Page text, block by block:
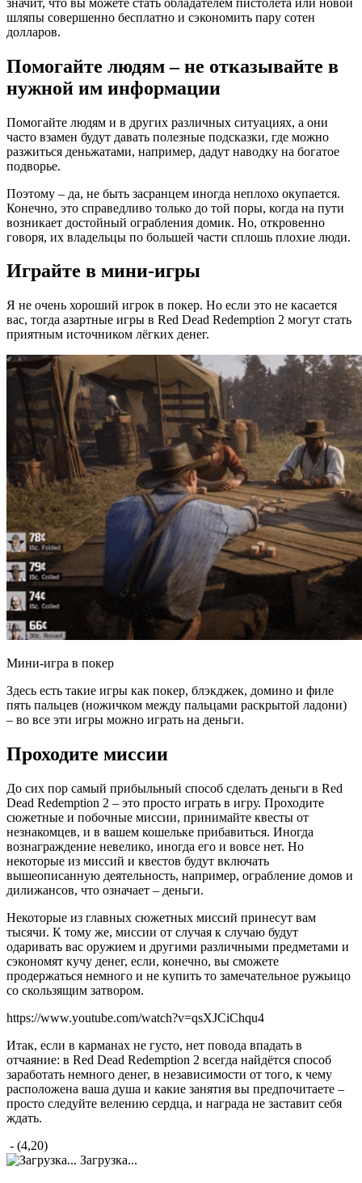
шляпы совершенно бесплатно и сэкономить пару сотен
долларов.
Помогайте людям – не отказывайте в
нужной им информации
Помогайте людям и в других различных ситуациях, а они
часто взамен будут давать полезные подсказки, где можно
разжиться деньжатами, например, дадут наводку на богатое
подворье.
Поэтому – да, не быть засранцем иногда неплохо окупается.
Конечно, это справедливо только до той поры, когда на пути
возникает достойный ограбления домик. Но, откровенно
говоря, их владельцы по большей части сплошь плохие люди.
Играйте в мини-игры
Я не очень хороший игрок в покер. Но если это не касается
вас, тогда азартные игры в Red Dead Redemption 2 могут стать
приятным источником лёгких денег.
Мини-игра в покер
Здесь есть такие игры как покер, блэкджек, домино и филе
пять пальцев (ножичком между пальцами раскрытой ладони)
– во все эти игры можно играть на деньги.
Проходите миссии
До сих пор самый прибыльный способ сделать деньги в Red
Dead Redemption 2 – это просто играть в игру. Проходите
сюжетные и побочные миссии, принимайте квесты от
незнакомцев, и в вашем кошельке прибавиться. Иногда
вознаграждение невелико, иногда его и вовсе нет. Но
некоторые из миссий и квестов будут включать
вышеописанную деятельность, например, ограбление домов и
дилижансов, что означает – деньги.
Некоторые из главных сюжетных миссий принесут вам
тысячи. К тому же, миссии от случая к случаю будут
одаривать вас оружием и другими различными предметами и
сэкономят кучу денег, если, конечно, вы сможете
продержаться немного и не купить то замечательное ружьицо
со скользящим затвором.
https://www.youtube.com/watch?v=qsXJCiChqu4
Итак, если в карманах не густо, нет повода впадать в
отчаяние: в Red Dead Redemption 2 всегда найдётся способ
заработать немного денег, в независимости от того, к чему
расположена ваша душа и какие занятия вы предпочитаете –
просто следуйте велению сердца, и награда не заставит себя
ждать.
- (4,20)
Загрузка...